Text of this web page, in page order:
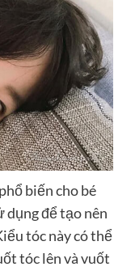
biến cho bé
để tạo nên
tóc này có thể
tóc lên và vuốt